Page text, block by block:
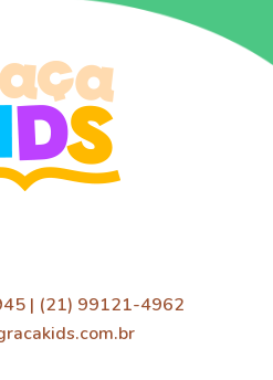
| (21) 99121-4962